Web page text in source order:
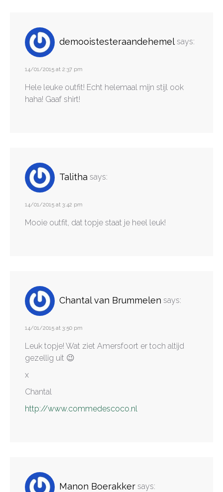
demooistesteraandehemel says:
14/01/2015 at 2:37 pm
Hele leuke outfit! Echt helemaal mijn stijl ook
haha! Gaaf shirt!
Talitha says:
14/01/2015 at 3:42 pm
Mooie outfit, dat topje staat je heel leuk!
Chantal van Brummelen says:
14/01/2015 at 3:50 pm
Leuk topje! Wat ziet Amersfoort er toch altijd
gezellig uit 😉
x
Chantal
http://www.commedescoco.nl
Manon Boerakker says: